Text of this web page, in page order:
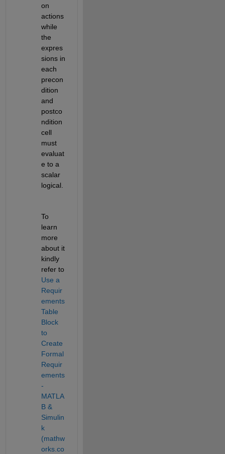
on
actions
while
the
expres
sions in
each
precon
dition
and
postco
ndition
cell
must
evaluat
e to a
scalar
logical.
To
learn
more
about it
kindly
Use a
Requir
ements
Table
Block
to
Create
Formal
Requir
ements
-
MATLA
B &
Simulin
k
(mathw
orks.co